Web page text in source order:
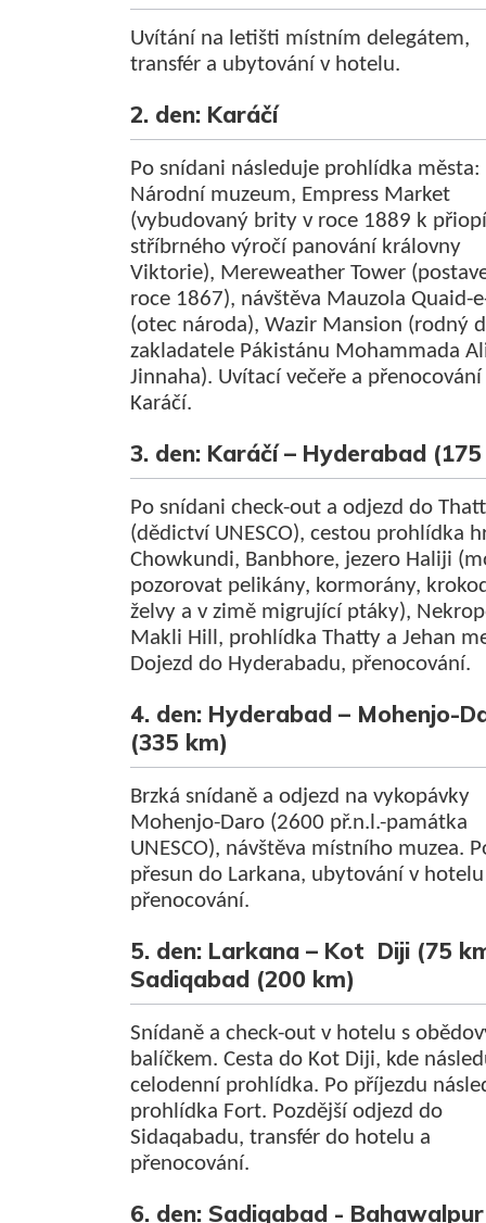
Uvítání na letišti místním delegátem,
transfér a ubytování v hotelu.
2. den: Karáčí
Po snídani následuje prohlídka města:
Národní muzeum, Empress Market
(vybudovaný brity v roce 1889 k
stříbrného výročí panování královny
Viktorie), Mereweather Tower (
roce 1867), návštěva Mauzola Quaid-
(otec národa), Wazir Mansion (rodný
zakladatele Pákistánu Mohammada
Jinnaha). Uvítací večeře a přenocování
Karáčí.
3. den: Karáčí – Hyderabad
Po snídani check-out a odjezd do
(dědictví UNESCO), cestou prohlídka
Chowkundi, Banbhore, jezero Haliji
pozorovat pelikány, kormorány,
želvy a v zimě migrující ptáky),
Makli Hill, prohlídka Thatty a Jehan
Dojezd do Hyderabadu, přenocování.
4. den: Hyderabad – Mohenjo-
(335 km)
Brzká snídaně a odjezd na vykopávky
Mohenjo-Daro (2600 př.n.l.-památka
UNESCO), návštěva místního muzea.
přesun do Larkana, ubytování v
přenocování.
5. den: Larkana – Kot Diji (75
Sadiqabad (200 km)
Snídaně a check-out v hotelu s
balíčkem. Cesta do Kot Diji, kde
celodenní prohlídka. Po příjezdu
prohlídka Fort. Pozdější odjezd do
Sidaqabadu, transfér do hotelu a
přenocování.
6. den: Sadiqabad -